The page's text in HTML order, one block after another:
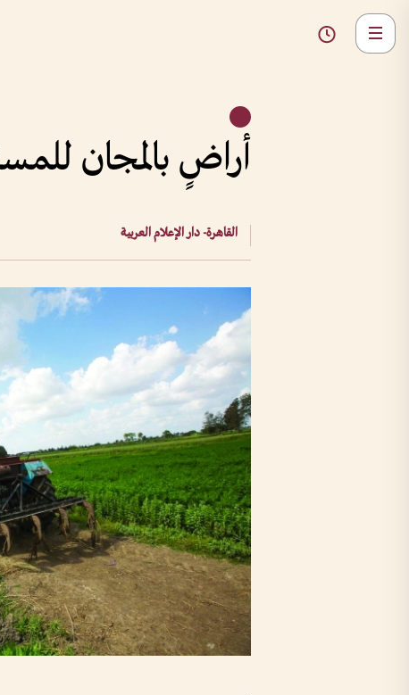
أراضٍ بالمجان للمستثمرين
القاهرة- دار الإعلام العربية